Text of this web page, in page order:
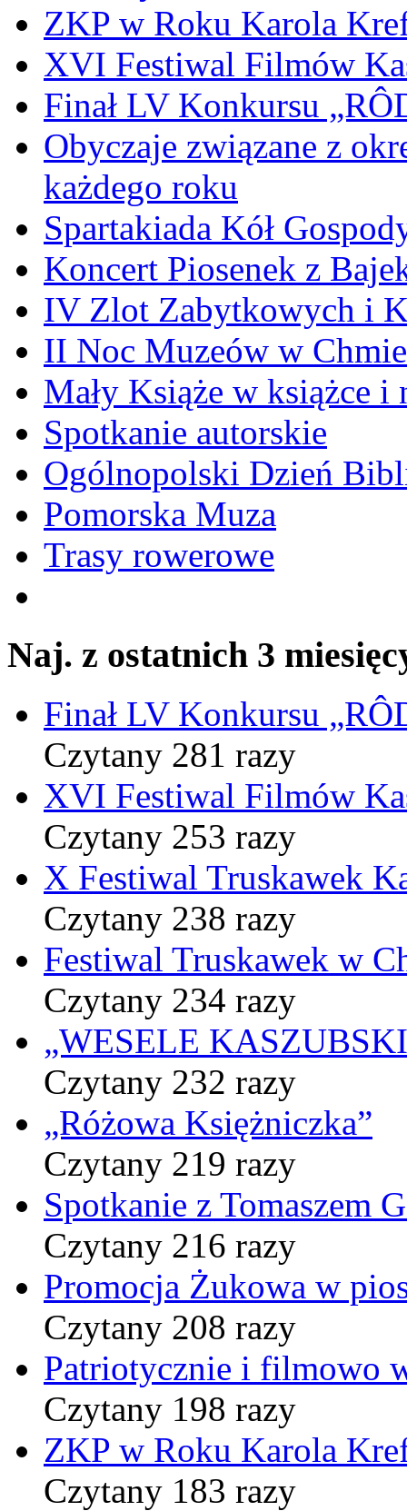
ZKP w Roku Karola
XVI Festiwal Filmów
Finał LV Konkursu
Obyczaje związane z
każdego roku
Spartakiada Kół
Koncert Piosenek z
IV Zlot Zabytkowych i
II Noc Muzeów w
Mały Książe w książce i
Spotkanie autorskie
Ogólnopolski Dzień
Pomorska Muza
Trasy rowerowe
Naj. z ostatnich 3
Finał LV Konkursu
Czytany 281 razy
XVI Festiwal Filmów
Czytany 253 razy
X Festiwal Truskawek
Czytany 238 razy
Festiwal Truskawek w
Czytany 234 razy
„WESELE
Czytany 232 razy
„Różowa Księżniczka”
Czytany 219 razy
Spotkanie z Tomaszem
Czytany 216 razy
Promocja Żukowa w
Czytany 208 razy
Patriotycznie i filmowo
Czytany 198 razy
ZKP w Roku Karola
Czytany 183 razy